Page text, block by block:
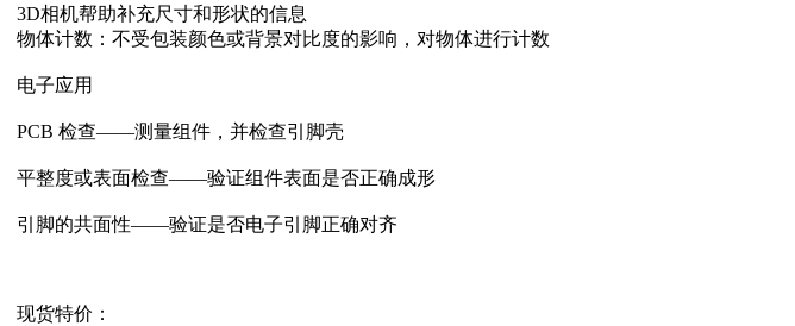
3D相机帮助补充尺寸和形状的信息
物体计数：不受包装颜色或背景对比度的影响，对物体进行计数
电子应用
PCB 检查——测量组件，并检查引脚壳
平整度或表面检查——验证组件表面是否正确成形
引脚的共面性——验证是否电子引脚正确对齐
现货特价：